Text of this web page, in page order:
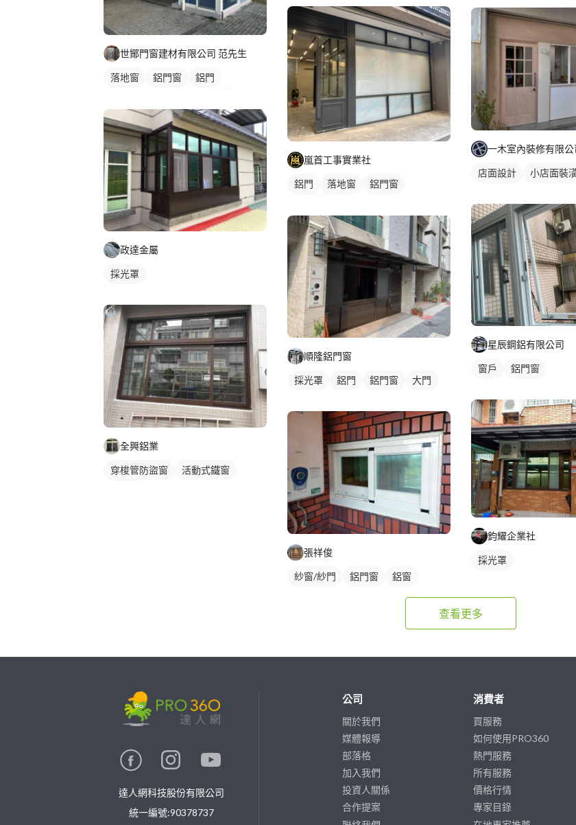
世鄮門窗建材有限公司 范先生
落地窗 鋁門窗
鋁門
政達金屬
採光罩
全興鋁業
穿梭管防盜窗
活動式鐵窗
嵐首工事實業社
鋁門 落地窗
鋁門窗
順隆鋁門窗
採光罩 鋁門 鋁門窗 大門
張祥俊
紗窗/紗門 鋁門窗 鋁窗
一木室內裝修有限公
店面設計 小店面裝
星辰鋼鋁有限公司
窗戶 鋁門窗
鈞耀企業社
採光罩
查看更多
達人網科技股份有限公司
統一編號:90378737
公司
關於我們
媒體報導
部落格
加入我們
投資人關係
合作提案
消費者
買服務
如何使用PRO360
熱門服務
所有服務
價格行情
專家目錄